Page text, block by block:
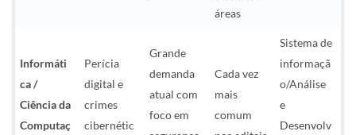
áreas
Informáti
ca /
Ciência da
Computaç
Perícia
digital e
crimes
cibernétic
Grande
demanda
atual com
foco em
Cada vez
mais
comum
Sistema de
informaçã
o/Análise
e
Desenvolv